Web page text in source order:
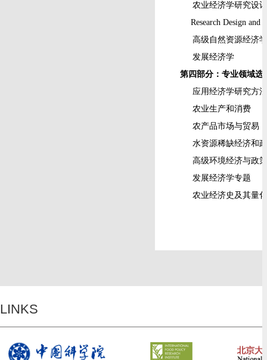
农业经济学研究设
Research Design
高级自然资源经济学
发展经济学
第四部分：专业领域选
应用经济学研究方法
农业生产和消费
农产品市场与贸易
水资源稀缺经济和
高级环境经济与政策
发展经济学专题
农业经济史及其量
LINKS